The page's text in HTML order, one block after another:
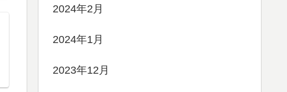
2024年2月
2024年1月
2023年12月